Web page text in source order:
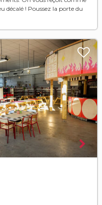
décalé ! Poussez la porte du